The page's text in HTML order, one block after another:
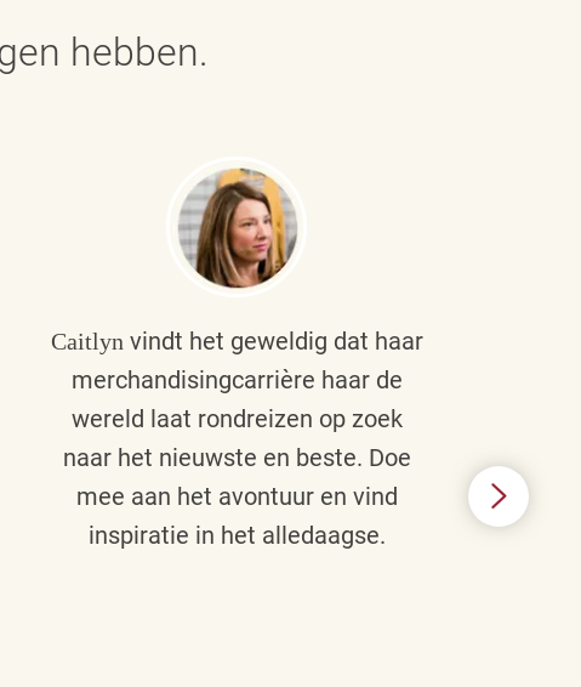
hebben.
Caitlyn vindt het geweldig dat haar
merchandisingcarrière haar de
wereld laat rondreizen op zoek
naar het nieuwste en beste. Doe
mee aan het avontuur en vind
inspiratie in het alledaagse.